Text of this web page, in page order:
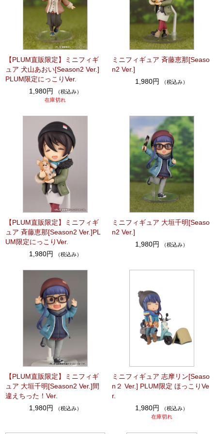
【PLUM直販限定】ミニフィギ
ュア 犬山あおい[Season2 Ver.]
PLUM限定にっこりVer.
1,980円
（税込み）
在庫切れ
ミニフィギュア 斉藤恵那[Seaso
n2 Ver.]
1,980円
（税込み）
【PLUM直販限定】ミニフィギ
ュア 斉藤恵那[Season2 Ver.]PL
UM限定にっこりVer.
1,980円
（税込み）
ミニフィギュア 大垣千明[Seaso
n2 Ver.]
1,980円
（税込み）
【PLUM直販限定】ミニフィギ
ュア 大垣千明[Season2 Ver.]間
違えちった！Ver.
1,980円
（税込み）
ミニフィギュア 志摩リン[Seaso
n２ Ver.] PLUM限定 ほっこりVe
r.
1,980円
（税込み）
在庫切れ